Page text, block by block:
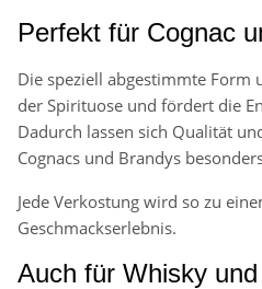
Perfekt für Cognac
Die speziell abgestimmte Form
der Spirituose und fördert die
Dadurch lassen sich Qualität
Cognacs und Brandys
Jede Verkostung wird so zu
Geschmackserlebnis.
Auch für Whisky